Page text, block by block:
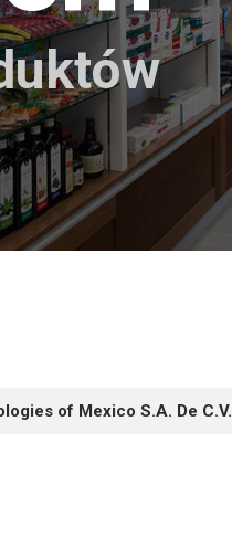
of Mexico S.A. De C.V.